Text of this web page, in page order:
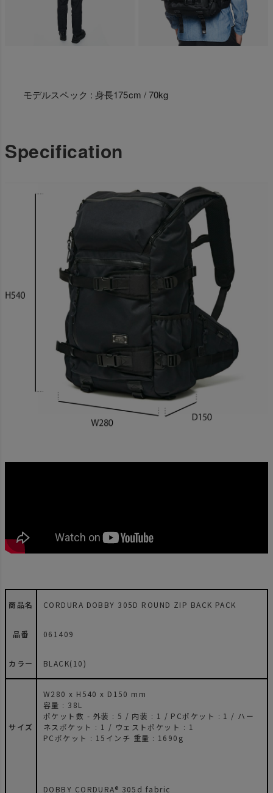
モデルスペック : 身長175cm / 70kg
Specification
商品名 CORDURA DOBBY 305D ROUND ZIP BACK PACK
品番 061409
カラー BLACK(10)
サイズ
W280 x H540 x D150 mm
容量 : 38L
ポケット数 - 外装 : 5 / 内装 : 1 / PCポケット : 1 / ハー
ネスポケット : 1 / ウェストポケット : 1
PCポケット : 15インチ 重量 : 1690g
DOBBY CORDURA® 305d fabric